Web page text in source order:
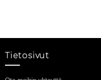
Tietosivut